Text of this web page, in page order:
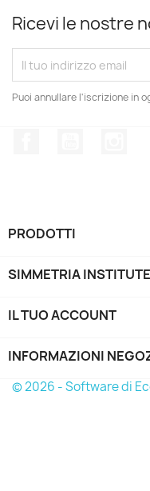
Ricevi le nostre
Puoi annullare l'iscrizione in
PRODOTTI
SIMMETRIA INSTITUTE
IL TUO ACCOUNT
INFORMAZIONI
© 2026 - Software di